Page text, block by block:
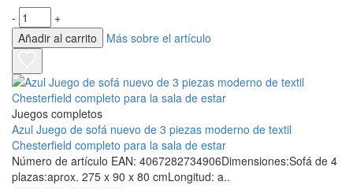
-
+
Añadir al carrito
Más sobre el artículo
Juegos completos
Azul Juego de sofá nuevo de 3 piezas moderno de textil
Chesterfield completo para la sala de estar
Número de artículo EAN: 4067282734906Dimensiones:Sofá de 4
plazas:aprox. 275 x 90 x 80 cmLongitud: a..